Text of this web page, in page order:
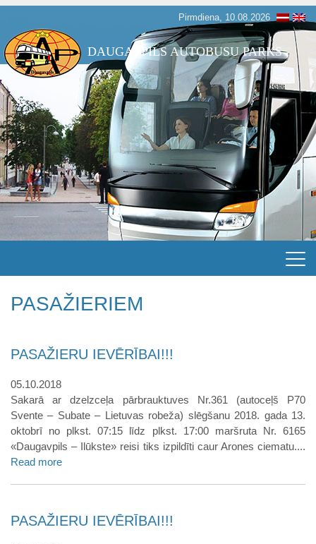
Pirmdiena, 10.08.2026
DAUGAVPILS AUTOBUSU PARKS
PASAŽIERIEM
PASAŽIERU IEVĒRĪBAI!!!
05.10.2018
Sakarā ar dzelzceļa pārbrauktuves Nr.361 (autoceļš P70
Svente – Subate – Lietuvas robeža) slēgšanu 2018. gada 13.
oktobrī no plkst. 07:15 līdz plkst. 17:00 maršruta Nr. 6165
«Daugavpils – Ilūkste» reisi tiks izpildīti caur Arones ciematu....
Read more
PASAŽIERU IEVĒRĪBAI!!!